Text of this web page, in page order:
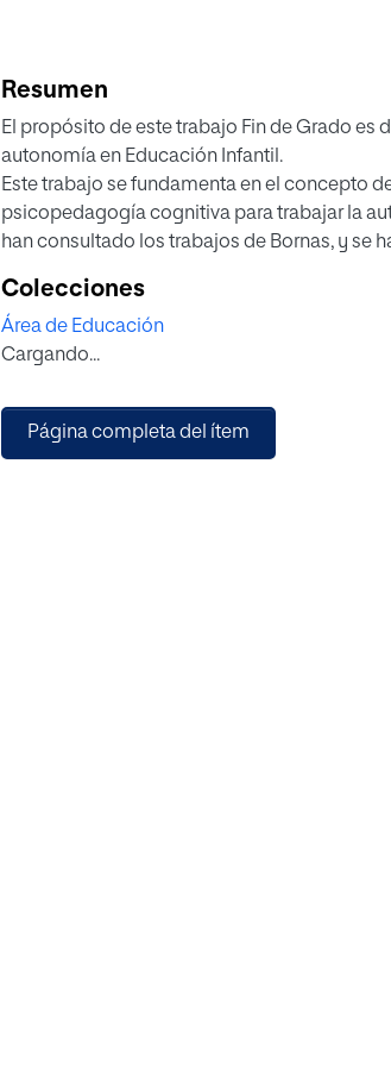
Resumen
El propósito de este trabajo Fin de Grado
autonomía en Educación Infantil.
Este trabajo se fundamenta en el concepto
psicopedagogía cognitiva para trabajar la
han consultado los trabajos de Bornas, y se
con la finalidad de fomentar el autocontrol y
autónoma. El fomento de estas habilidades
a aprender.
Colecciones
Área de Educación
Cargando...
Página completa del ítem